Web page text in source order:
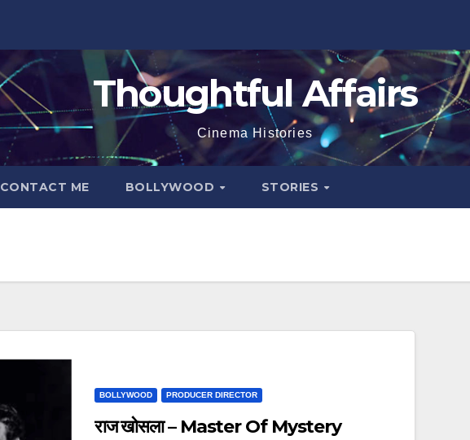
Thoughtful Affairs
Cinema Histories
CONTACT ME BOLLYWOOD STORIES
BOLLYWOOD PRODUCER DIRECTOR
राज खोसला – Master Of Mystery